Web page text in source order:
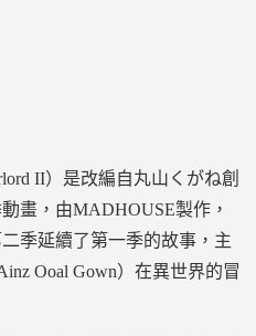
II）是改編自丸山くがね創
畫，由MADHOUSE製作，
季延續了第一季的故事，主
Ooal Gown）在異世界的冒